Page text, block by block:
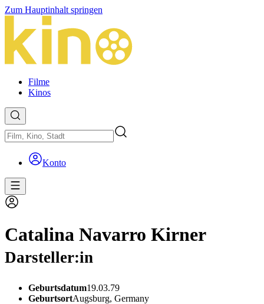
Zum Hauptinhalt springen
Filme
Kinos
Konto
Catalina Navarro Kirner
Darsteller:in
Geburtsdatum19.03.79
GeburtsortAugsburg, Germany